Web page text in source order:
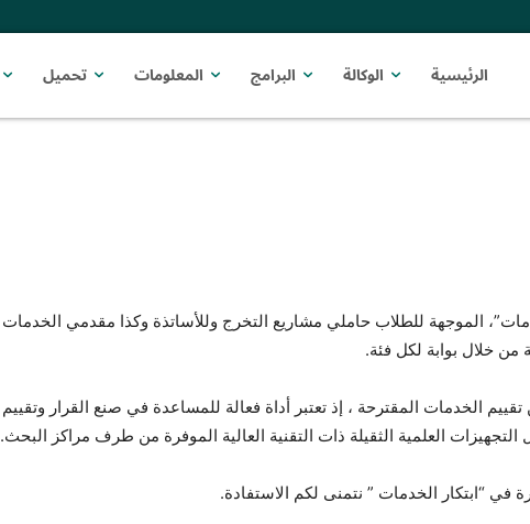
الرئيسية الوكالة البرامج المعلومات تحميل
الموجهة للطلاب حاملي مشاريع التخرج وللأساتذة وكذا مقدمي الخدمات
من خلال بوابة لكل فئة.
الخدمات المقترحة ، إذ تعتبر أداة فعالة للمساعدة في صنع القرار وتقييم
العلمية الثقيلة ذات التقنية العالية الموفرة من طرف مراكز البحث.
في “ابتكار الخدمات ” نتمنى لكم الاستفادة.